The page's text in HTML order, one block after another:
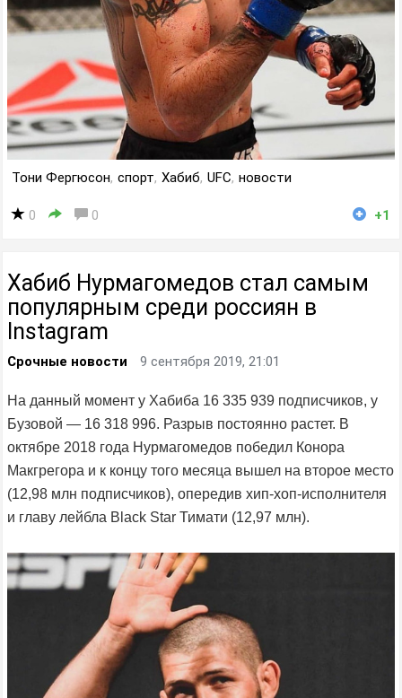
Тони Фергюсон, спорт, Хабиб, UFC, новости
0 0 +1
Хабиб Нурмагомедов стал самым
популярным среди россиян в
Instagram
Срочные новости 9 сентября 2019, 21:01
На данный момент у Хабиба 16 335 939 подписчиков, у
Бузовой — 16 318 996. Разрыв постоянно растет. В
октябре 2018 года Нурмагомедов победил Конора
Макгрегора и к концу того месяца вышел на второе место
(12,98 млн подписчиков), опередив хип-хоп-исполнителя
и главу лейбла Black Star Тимати (12,97 млн).